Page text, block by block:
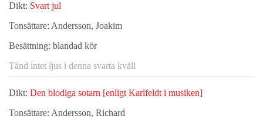
Dikt: Svart jul
Tonsättare: Andersson, Joakim
Besättning: blandad kör
Tänd intet ljus i denna svarta kväll
Dikt: Den blodiga sotarn [enligt Karlfeldt i musiken]
Tonsättare: Andersson, Richard